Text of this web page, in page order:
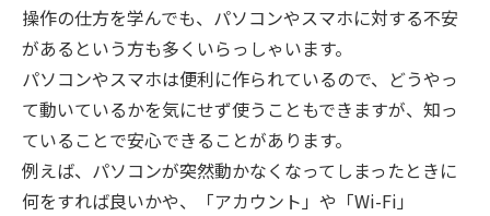
操作の仕方を学んでも、パソコンやスマホに対する不安
があるという方も多くいらっしゃいます。
パソコンやスマホは便利に作られているので、どうやっ
て動いているかを気にせず使うこともできますが、知っ
ていることで安心できることがあります。
例えば、パソコンが突然動かなくなってしまったときに
何をすれば良いかや、「アカウント」や「Wi-Fi」